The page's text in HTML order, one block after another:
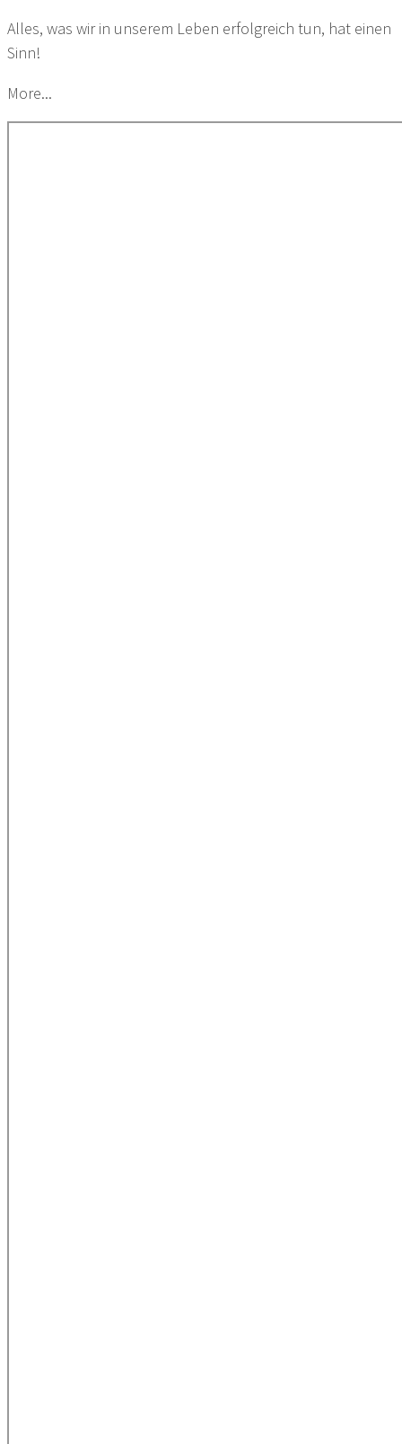
Alles, was wir in unserem Leben erfolgreich tun, hat einen
Sinn!
More...